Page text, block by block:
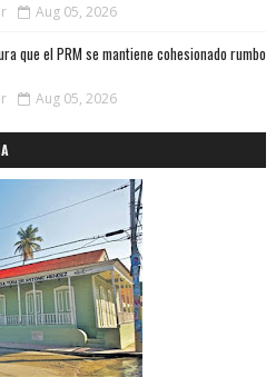
Aug 05, 2026
que el PRM se mantiene cohesionado rumbo
Aug 05, 2026